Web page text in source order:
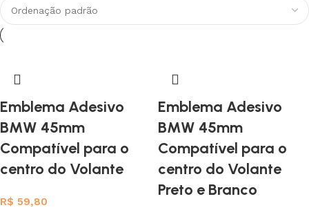
Upholstered chair
Discount 10%
Emblema Adesivo
BMW 45mm
Compatível para o
centro do Volante
R$ 59,80
Emblema Adesivo
BMW 45mm
Compatível para o
centro do Volante
Preto e Branco